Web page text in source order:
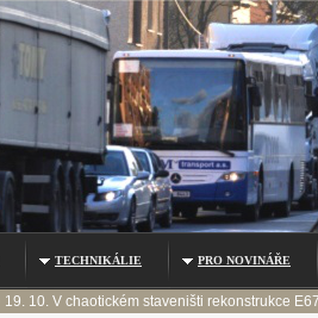
TECHNIKÁLIE PRO NOVINÁŘE
12. 10. Napojení nového, 4 km dlouhého